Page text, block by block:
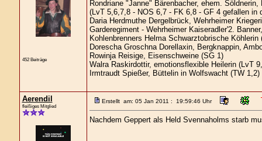
452 Beiträge
Rondriane "Janne" Bärenbacher, ehem.
(LvT 5,6,7,8 - NOS 6,7 - FK 6,8 - GF 4 gefallen in
Daria Herdmuthe Dergelbrück, Wehrheimer
Garderegiment - Wehrheimer Kaiseradler'2.
Kohlenbrenners Helma Schwarztobrische Köhlerin
Dorescha Groschna Dorellaxin, Bergknappin,
Rowinja Reisige, Eisenschweine (SG 1)
Walra Raskirdottir, emotionsflexible Heilerin (LvT
Irmtraudt Spießer, Büttelin in Wolfswacht (TW 1,2)
Aerendil
fleißiges Mitglied
Erstellt am: 05 Jan 2011 : 19:59:46 Uhr
Nachdem Geppert als Held Svennaholms starb